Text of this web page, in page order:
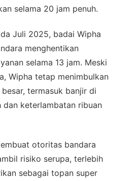
selama 20 jam penuh.
Juli 2025, badai Wipha
menghentikan
selama 13 jam. Meski
Wipha tetap menimbulkan
termasuk banjir di
dan keterlambatan ribuan
otoritas bandara
risiko serupa, terlebih
sebagai topan super